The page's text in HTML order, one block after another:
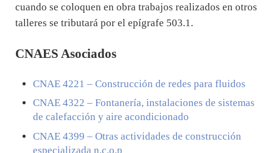
cuando se coloquen en obra trabajos realizados en otros
talleres se tributará por el epígrafe 503.1.
CNAES Asociados
CNAE4221 – Construcción de redes para fluidos
CNAE4322 – Fontanería, instalaciones de sistemas
de calefacción y aire acondicionado
CNAE4399 – Otras actividades de construcción
especializada n.c.o.p